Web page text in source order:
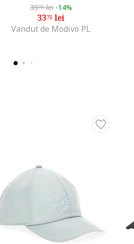
3970lei -14%
3375 lei
Vandut de Modivo PL